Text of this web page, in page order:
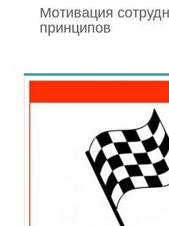
Мотивация
принципов